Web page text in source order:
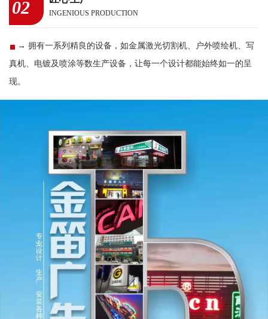
02 INGENIOUS PRODUCTION
→ 拥有一系列精良的设备，如金属激光切割机、户外喷绘机、写
真机、电镀及喷涂等数生产设备，让每一个设计都能始终如一的呈
现。